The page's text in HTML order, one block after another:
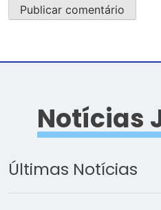
Notícias
Últimas Notícias